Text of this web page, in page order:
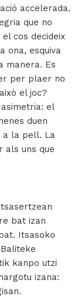
accelerada.
que no
el cos decideix
ona, esquiva
manera. Es
per plaer no
el joc?
el
duen
a la pell. La
als uns que
bat izan
Itsasoko
Baliteke
kanpo utzi
izana: